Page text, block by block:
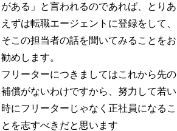
がある」と言われるのであれば、とりあ
えずは転職エージェントに登録をして、
そこの担当者の話を聞いてみることをお
勧めします。
フリーターにつきましてはこれから先の
補償がないわけですから、努力して若い
時にフリーターじゃなく正社員になるこ
とを志すべきだと思います